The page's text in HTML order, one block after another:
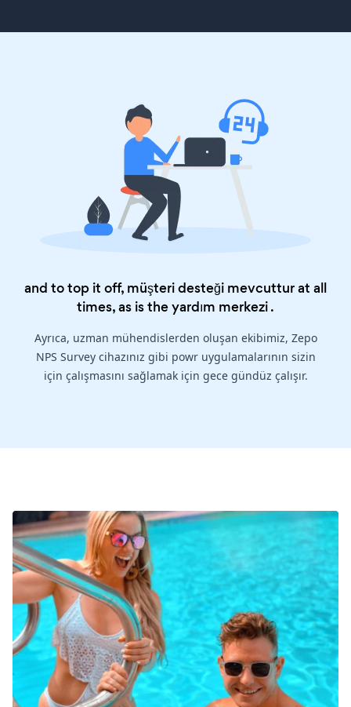
and to top it off, müşteri desteği mevcuttur at all
times, as is theyardım merkezi.
Ayrıca, uzman mühendislerden oluşan ekibimiz, Zepo
NPS Survey cihazınız gibi powr uygulamalarının sizin
için çalışmasını sağlamak için gece gündüz çalışır.